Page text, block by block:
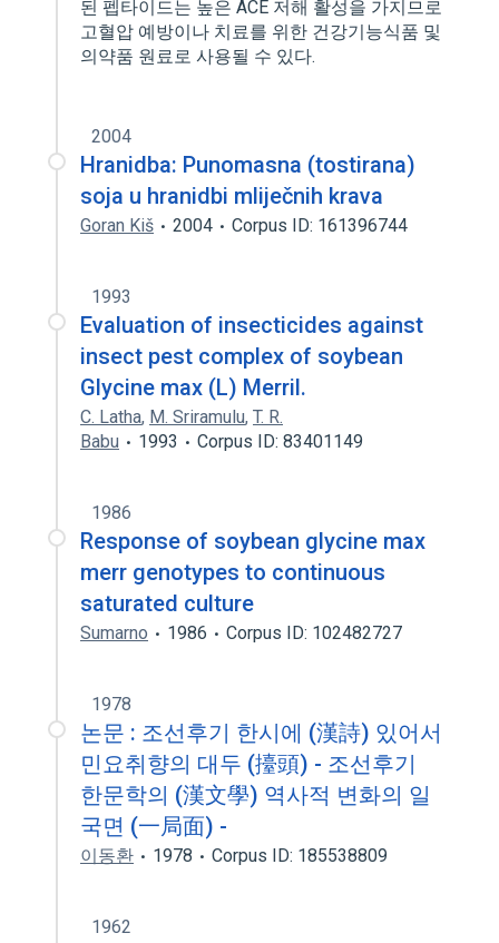
된 펩타이드는 높은 ACE 저해 활성을 가지므로
고혈압 예방이나 치료를 위한 건강기능식품 및
의약품 원료로 사용될 수 있다.
2004
Hranidba: Punomasna (tostirana)
soja u hranidbi mliječnih krava
Goran Kiš 2004 Corpus ID: 161396744
1993
Evaluation of insecticides against
insect pest complex of soybean
Glycine max (L) Merril.
C. Latha, M. Sriramulu, T. R.
Babu
1993 Corpus ID: 83401149
1986
Response of soybean glycine max
merr genotypes to continuous
saturated culture
Sumarno 1986 Corpus ID: 102482727
1978
논문 : 조선후기 한시에 (漢詩) 있어서
민요취향의 대두 (擡頭) - 조선후기
한문학의 (漢文學) 역사적 변화의 일
국면 (一局面) -
이동환 1978 Corpus ID: 185538809
1962